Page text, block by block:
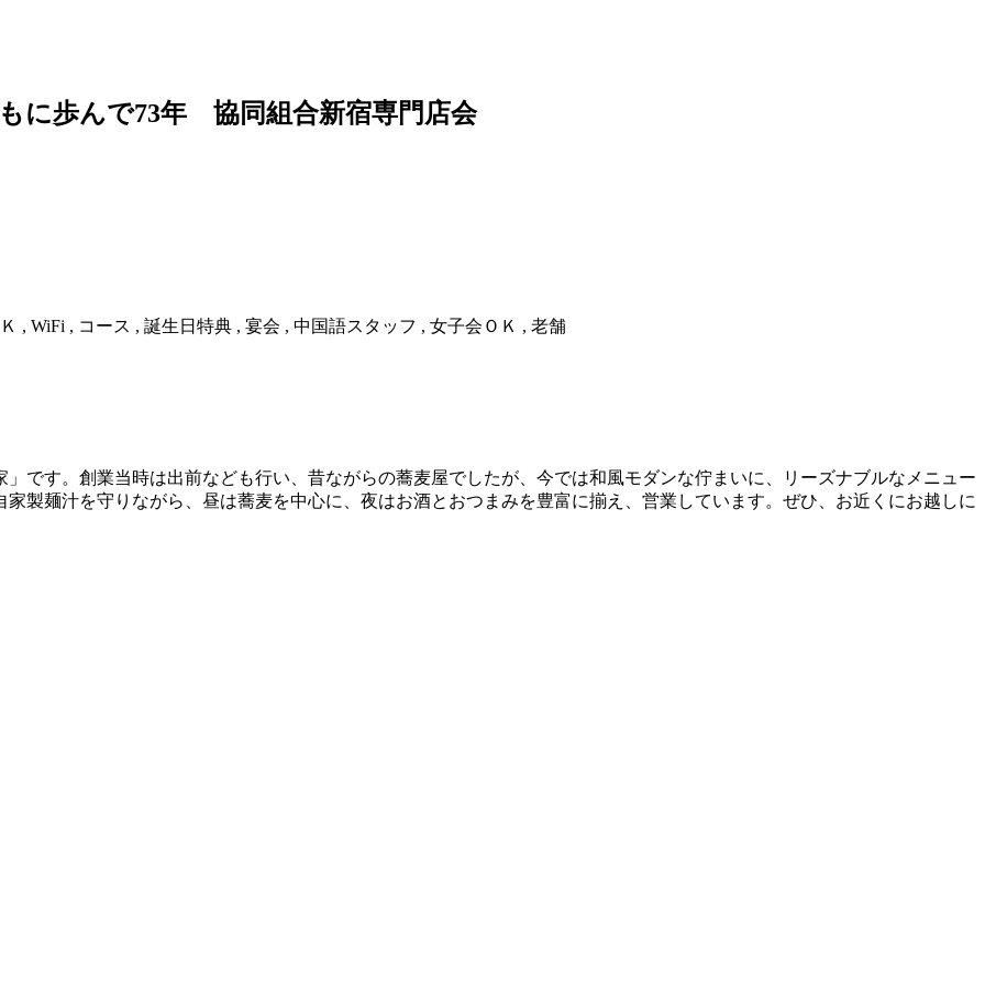
に歩んで73年 協同組合新宿専門店会
, WiFi , コース , 誕生日特典 , 宴会 , 中国語スタッフ , 女子会ＯＫ , 老舗
です。創業当時は出前なども行い、昔ながらの蕎麦屋でしたが、今では和風モダンな佇まいに、リーズナブルなメニュー
製麺汁を守りながら、昼は蕎麦を中心に、夜はお酒とおつまみを豊富に揃え、営業しています。ぜひ、お近くにお越しに